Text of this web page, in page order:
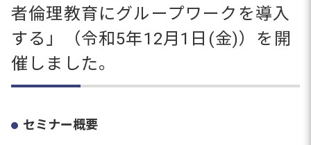
者倫理教育にグループワークを導入
する」（令和5年12月1日(金)）を開
催しました。
セミナー概要